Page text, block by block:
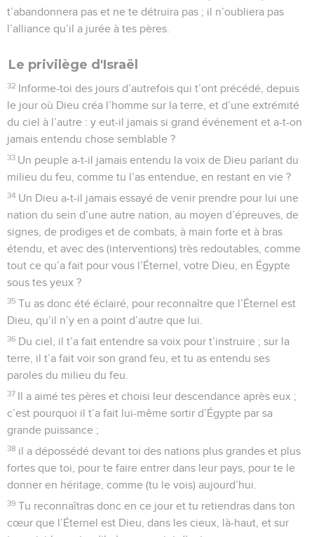
t’abandonnera pas et ne te détruira pas ; il n’oubliera pas
l’alliance qu’il a jurée à tes pères.
Le privilège d'Israël
32 Informe-toi des jours d’autrefois qui t’ont précédé, depuis
le jour où Dieu créa l’homme sur la terre, et d’une extrémité
du ciel à l’autre : y eut-il jamais si grand événement et a-t-on
jamais entendu chose semblable ?
33 Un peuple a-t-il jamais entendu la voix de Dieu parlant du
milieu du feu, comme tu l’as entendue, en restant en vie ?
34 Un Dieu a-t-il jamais essayé de venir prendre pour lui une
nation du sein d’une autre nation, au moyen d’épreuves, de
signes, de prodiges et de combats, à main forte et à bras
étendu, et avec des (interventions) très redoutables, comme
tout ce qu’a fait pour vous l’Éternel, votre Dieu, en Égypte
sous tes yeux ?
35 Tu as donc été éclairé, pour reconnaître que l’Éternel est
Dieu, qu’il n’y en a point d’autre que lui.
36 Du ciel, il t’a fait entendre sa voix pour t’instruire ; sur la
terre, il t’a fait voir son grand feu, et tu as entendu ses
paroles du milieu du feu.
37 Il a aimé tes pères et choisi leur descendance après eux ;
c’est pourquoi il t’a fait lui-même sortir d’Égypte par sa
grande puissance ;
38 il a dépossédé devant toi des nations plus grandes et plus
fortes que toi, pour te faire entrer dans leur pays, pour te le
donner en héritage, comme (tu le vois) aujourd’hui.
39 Tu reconnaîtras donc en ce jour et tu retiendras dans ton
cœur que l’Éternel est Dieu, dans les cieux, là-haut, et sur